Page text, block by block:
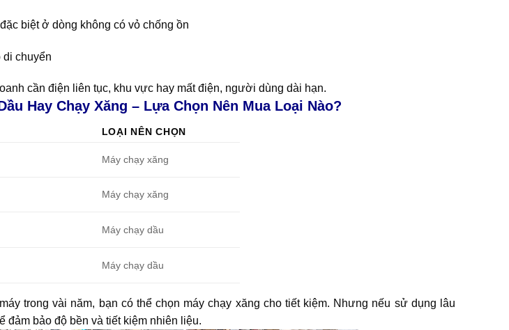
biệt ở dòng không có vỏ chống ồn
di chuyển
cần điện liên tục, khu vực hay mất điện, người dùng dài hạn.
Hay Chạy Xăng – Lựa Chọn Nên Mua Loại Nào?
LOẠI NÊN CHỌN
Máy chạy xăng
Máy chạy xăng
Máy chạy dầu
Máy chạy dầu
trong vài năm, bạn có thể chọn máy chạy xăng cho tiết kiệm. Nhưng nếu sử dụng lâu
đảm bảo độ bền và tiết kiệm nhiên liệu.